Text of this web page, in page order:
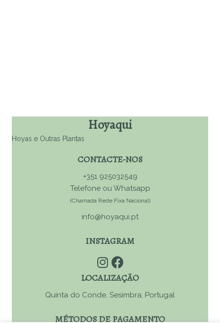
Hoyaqui
Hoyas e Outras Plantas
CONTACTE-NOS
+351 925032549
Telefone ou Whatsapp
(Chamada Rede Fixa Nacional)
info@hoyaqui.pt
INSTAGRAM
LOCALIZAÇÃO
Quinta do Conde, Sesimbra, Portugal
MÉTODOS DE PAGAMENTO